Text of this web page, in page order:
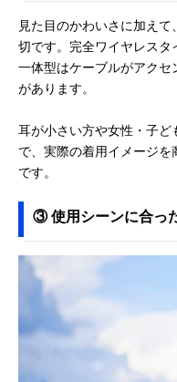
見た目のかわいさに加え
切です。完全ワイヤレス
一体型はケーブルがアクセ
があります。
耳が小さい方や女性・子
で、実際の着用イメージ
です。
③ 使用シーンに合っ